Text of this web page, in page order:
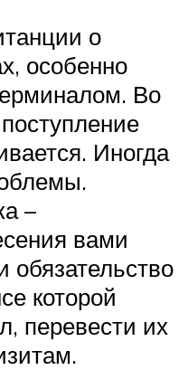
о
особенно
Во
Иногда
–
вами
обязательство
которой
перевести их